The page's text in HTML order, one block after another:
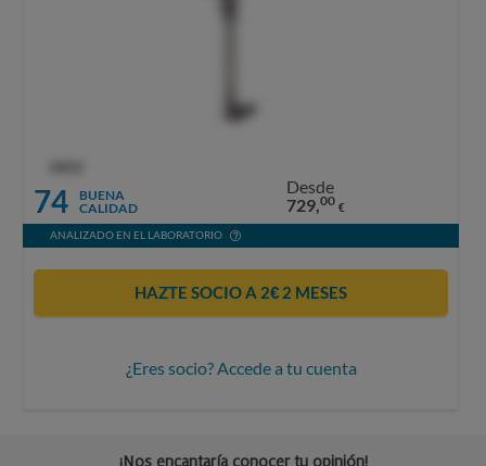
74
BUENA
CALIDAD
Desde
729,00 €
ANALIZADO EN EL LABORATORIO
HAZTE SOCIO A 2€ 2 MESES
¿Eres socio? Accede a tu cuenta